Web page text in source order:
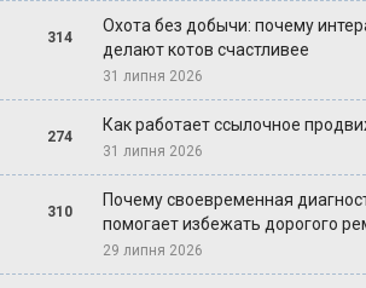
314
Охота без добычи: почему
делают котов счастливее
31 липня 2026
274
Как работает ссылочное
31 липня 2026
310
Почему своевременная
помогает избежать дорогого
29 липня 2026